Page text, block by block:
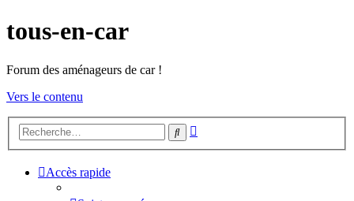
tous-en-car
Forum des aménageurs de car !
Vers le contenu
Rechercher
Accès rapide